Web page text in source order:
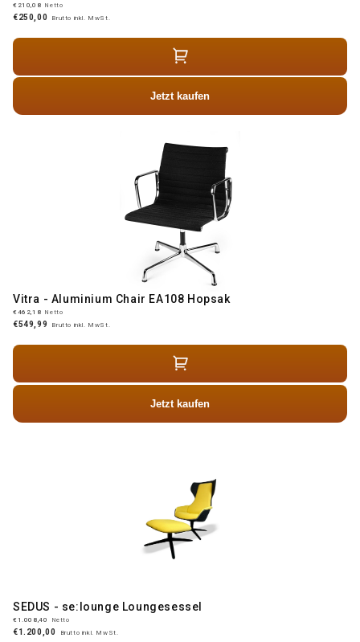
€210,08 Netto
€250,00 Brutto inkl. MwSt.
Jetzt kaufen
Vitra - Aluminium Chair EA108 Hopsak
€462,18 Netto
€549,99 Brutto inkl. MwSt.
Jetzt kaufen
SEDUS - se:lounge Loungesessel
€1.008,40 Netto
€1.200,00 Brutto inkl. MwSt.